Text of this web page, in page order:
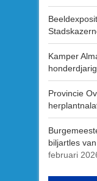
Kamper
Provincie
biljartles
februari